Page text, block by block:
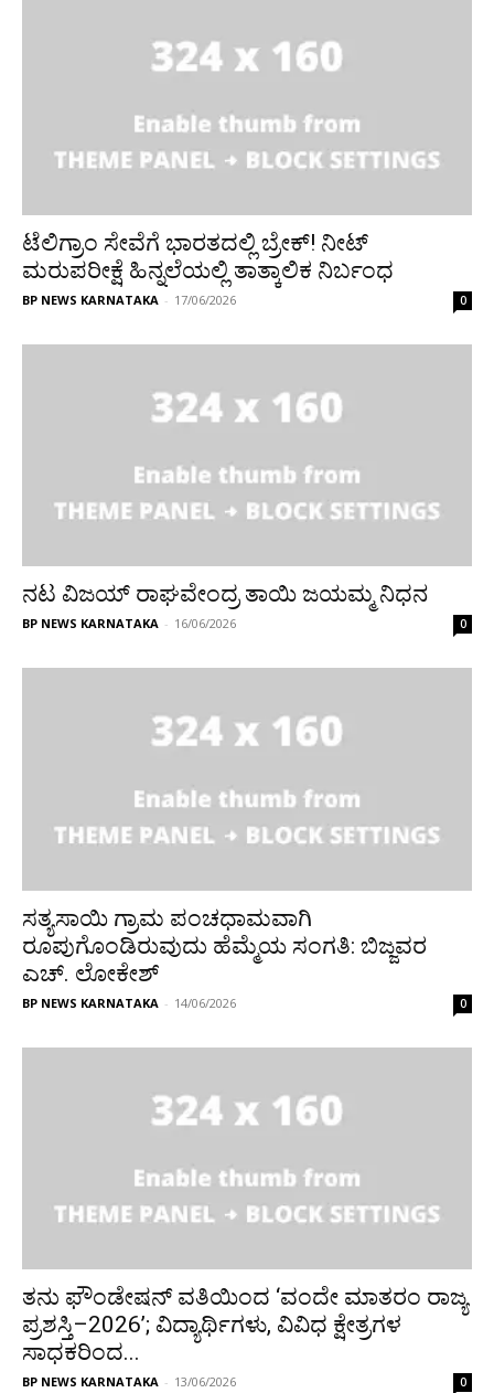
ಟೆಲಿಗ್ರಾಂ ಸೇವೆಗೆ ಭಾರತದಲ್ಲಿ ಬ್ರೇಕ್! ನೀಟ್
ಮರುಪರೀಕ್ಷೆ ಹಿನ್ನಲೆಯಲ್ಲಿ ತಾತ್ಕಾಲಿಕ ನಿರ್ಬಂಧ
BP NEWS KARNATAKA - 17/06/2026 0
ನಟ ವಿಜಯ್ ರಾಘವೇಂದ್ರ ತಾಯಿ ಜಯಮ್ಮ ನಿಧನ
BP NEWS KARNATAKA - 16/06/2026 0
ಸತ್ಯಸಾಯಿ ಗ್ರಾಮ ಪಂಚಧಾಮವಾಗಿ
ರೂಪುಗೊಂಡಿರುವುದು ಹೆಮ್ಮೆಯ ಸಂಗತಿ: ಬಿಜ್ಜವರ
ಎಚ್. ಲೋಕೇಶ್
BP NEWS KARNATAKA - 14/06/2026 0
ತನು ಫೌಂಡೇಷನ್ ವತಿಯಿಂದ ‘ವಂದೇ ಮಾತರಂ ರಾಜ್ಯ
ಪ್ರಶಸ್ತಿ–2026’; ವಿದ್ಯಾರ್ಥಿಗಳು, ವಿವಿಧ ಕ್ಷೇತ್ರಗಳ
ಸಾಧಕರಿಂದ...
BP NEWS KARNATAKA - 13/06/2026 0